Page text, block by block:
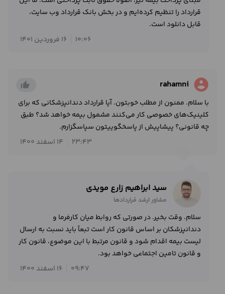
قرارداد را تنظیم کرده‌ایم و در بخش بانک قرارداد وب سایت،
قابل دانلود است.
10:06
16 فروردین 1401
account_circle
rahamni
thumb_up_alt
با سلام. ممنون از مطلب خوبتون. آیا قرارداد دندانپزشکانی که برای
کلینیک‌های خصوصی کار می‌کنند مشمول بیمه خواهد شد؟ طبق
چه قانونی؟ پیشاپیش از پاسخگوییتون سپاسگزارم.
23:43
14 اسفند 1400
سید ابراهیم زارع مویدی
مشاور ارشد قراردادها
سلام. وقت بخیر. در صورتی که روابط میان کارفرما و
دندانپزشکان بر اساس قانون کار است تبعاً باید نسبت به ارسال
لیست بیمه اقدام شود و قانون مرتبط با این موضوع، قانون کار
و قانون تامین اجتماعی خواهد بود.
09:47
16 اسفند 1400